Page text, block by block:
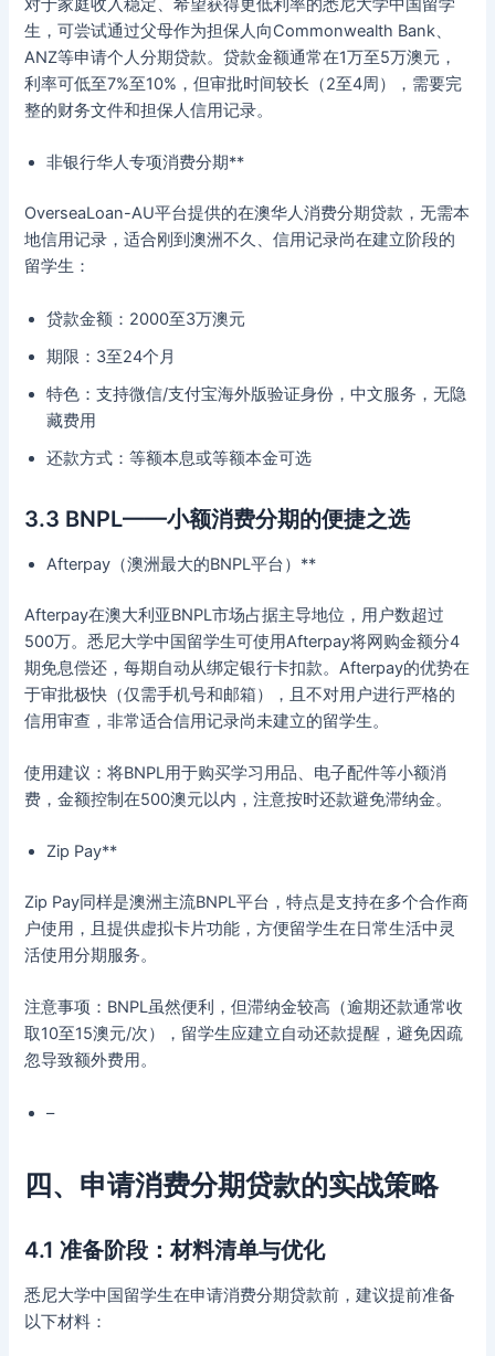
对于家庭收入稳定、希望获得更低利率的悉尼大学中国留学
生，可尝试通过父母作为担保人向Commonwealth Bank、
ANZ等申请个人分期贷款。贷款金额通常在1万至5万澳元，
利率可低至7%至10%，但审批时间较长（2至4周），需要完
整的财务文件和担保人信用记录。
非银行华人专项消费分期**
OverseaLoan-AU平台提供的在澳华人消费分期贷款，无需本
地信用记录，适合刚到澳洲不久、信用记录尚在建立阶段的
留学生：
贷款金额：2000至3万澳元
期限：3至24个月
特色：支持微信/支付宝海外版验证身份，中文服务，无隐
藏费用
还款方式：等额本息或等额本金可选
3.3 BNPL——小额消费分期的便捷之选
Afterpay（澳洲最大的BNPL平台）**
Afterpay在澳大利亚BNPL市场占据主导地位，用户数超过
500万。悉尼大学中国留学生可使用Afterpay将网购金额分4
期免息偿还，每期自动从绑定银行卡扣款。Afterpay的优势在
于审批极快（仅需手机号和邮箱），且不对用户进行严格的
信用审查，非常适合信用记录尚未建立的留学生。
使用建议：将BNPL用于购买学习用品、电子配件等小额消
费，金额控制在500澳元以内，注意按时还款避免滞纳金。
Zip Pay**
Zip Pay同样是澳洲主流BNPL平台，特点是支持在多个合作商
户使用，且提供虚拟卡片功能，方便留学生在日常生活中灵
活使用分期服务。
注意事项：BNPL虽然便利，但滞纳金较高（逾期还款通常收
取10至15澳元/次），留学生应建立自动还款提醒，避免因疏
忽导致额外费用。
–
四、申请消费分期贷款的实战策略
4.1 准备阶段：材料清单与优化
悉尼大学中国留学生在申请消费分期贷款前，建议提前准备
以下材料：